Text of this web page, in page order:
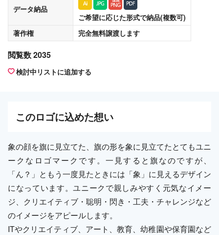
データ納品
ご希望に応じた形式で納品(複数可)
著作権
完全無料譲渡します
閲覧数 2035
検討中リストに追加する
このロゴに込めた想い
象の顔を旗に見立てた、旗の形を象に見立てたとてもユニ
ークなロゴマークです。一見すると旗なのですが、
「ん？」ともう一度見たときには「象」に見えるデザイン
になっています。ユニークで親しみやすく元気なイメー
ジ、クリエイティブ・聡明・閃き・工夫・チャレンジなど
のイメージをアピールします。
ITやクリエイティブ、アート、教育、幼稚園や保育園など